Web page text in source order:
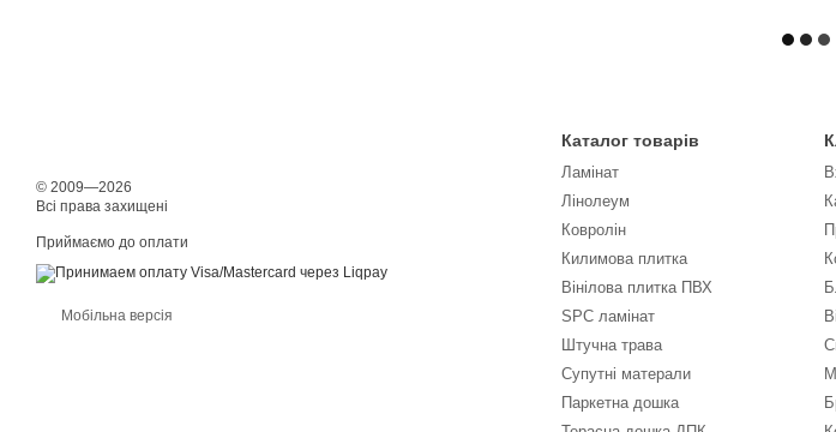
© 2009—2026
Всі права захищені
Приймаємо до оплати
Мобільна версія
Каталог товарів
Ламінат
Лінолеум
Ковролін
Килимова плитка
Вінілова плитка ПВХ
SPC ламінат
Штучна трава
Супутні матерали
Паркетна дошка